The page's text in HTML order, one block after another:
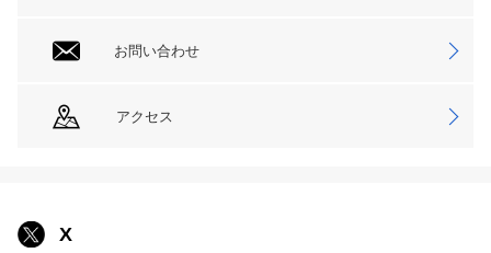
お問い合わせ
アクセス
X